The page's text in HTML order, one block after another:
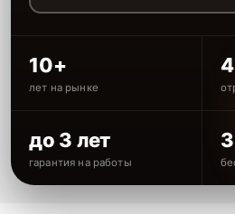
10+
лет на рынке
до 3 лет
гарантия на работы